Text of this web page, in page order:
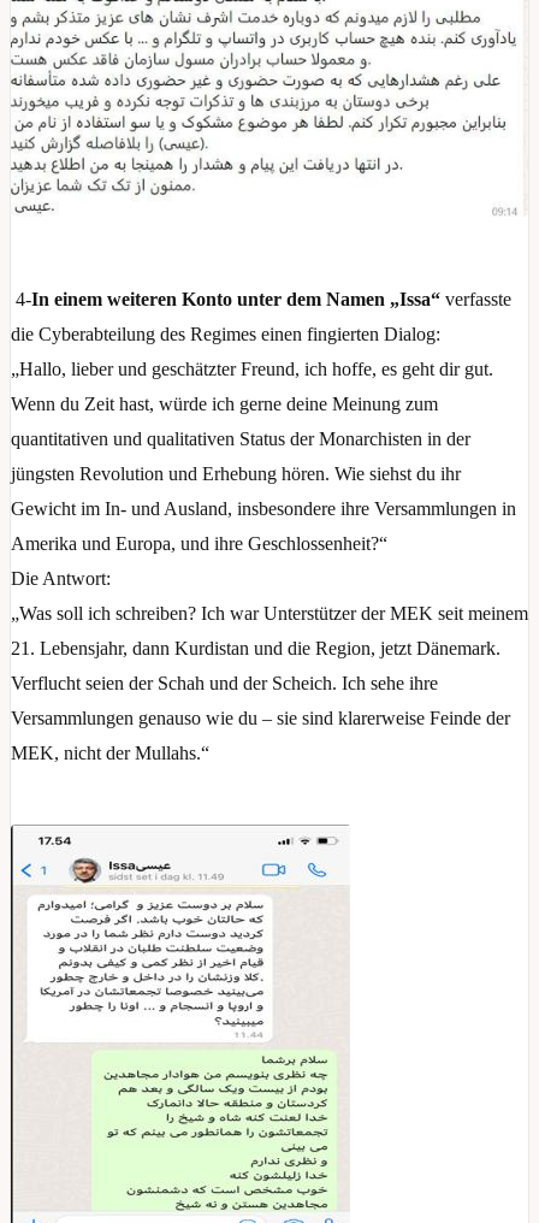
4-In einem weiteren Konto unter dem Namen „Issa“ verfasste
die Cyberabteilung des Regimes einen fingierten Dialog:
„Hallo, lieber und geschätzter Freund, ich hoffe, es geht dir gut.
Wenn du Zeit hast, würde ich gerne deine Meinung zum
quantitativen und qualitativen Status der Monarchisten in der
jüngsten Revolution und Erhebung hören. Wie siehst du ihr
Gewicht im In- und Ausland, insbesondere ihre Versammlungen in
Amerika und Europa, und ihre Geschlossenheit?“
Die Antwort:
„Was soll ich schreiben? Ich war Unterstützer der MEK seit meinem
21. Lebensjahr, dann Kurdistan und die Region, jetzt Dänemark.
Verflucht seien der Schah und der Scheich. Ich sehe ihre
Versammlungen genauso wie du – sie sind klarerweise Feinde der
MEK, nicht der Mullahs.“